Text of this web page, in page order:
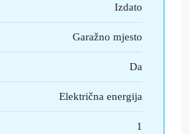
Izdato
Garažno mjesto
Da
Električna energija
1